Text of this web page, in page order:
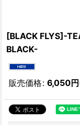
[BLACK FLYS]-
BLACK-
販売価格: 6,050円